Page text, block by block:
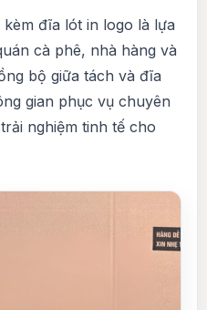
đĩa lót in logo là lựa
cà phê, nhà hàng và
bộ giữa tách và đĩa
gian phục vụ chuyên
nghiệm tinh tế cho